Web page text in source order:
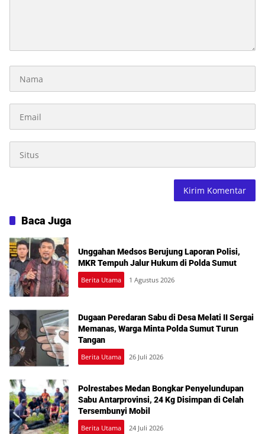
Baca Juga
Unggahan Medsos Berujung Laporan Polisi,
MKR Tempuh Jalur Hukum di Polda Sumut
Berita Utama 1 Agustus 2026
Dugaan Peredaran Sabu di Desa Melati II Sergai
Memanas, Warga Minta Polda Sumut Turun
Tangan
Berita Utama 26 Juli 2026
Polrestabes Medan Bongkar Penyelundupan
Sabu Antarprovinsi, 24 Kg Disimpan di Celah
Tersembunyi Mobil
Berita Utama 24 Juli 2026